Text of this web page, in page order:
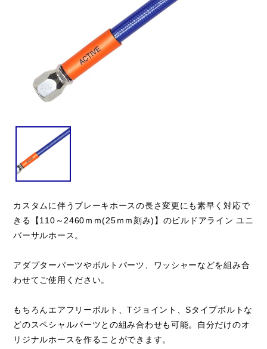
閉じる
カスタムに伴うブレーキホースの長さ変更にも素早く対応で
きる【110～2460ｍｍ(25ｍｍ刻み)】のビルドアライン ユニ
バーサルホース。
アダプターパーツやボルトパーツ、ワッシャーなどを組み合
わせてご使用ください。
もちろんエアフリーボルト、Tジョイント、Sタイプボルトな
どのスペシャルパーツとの組み合わせも可能。自分だけのオ
リジナルホースを作ることができます。